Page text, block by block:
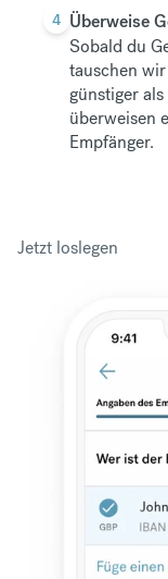
4 Überweise
Sobald du
tauschen
günstiger
überweisen
Empfänger.
Jetzt loslegen